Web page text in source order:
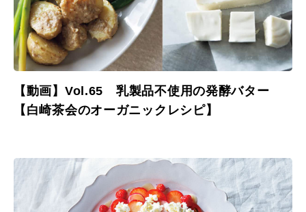
【動画】Vol.65 乳製品不使用の発酵バター
【白崎茶会のオーガニックレシピ】